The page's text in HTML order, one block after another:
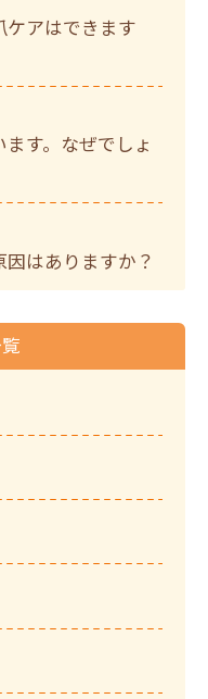
アはできます
す。なぜでしょ
はありますか？